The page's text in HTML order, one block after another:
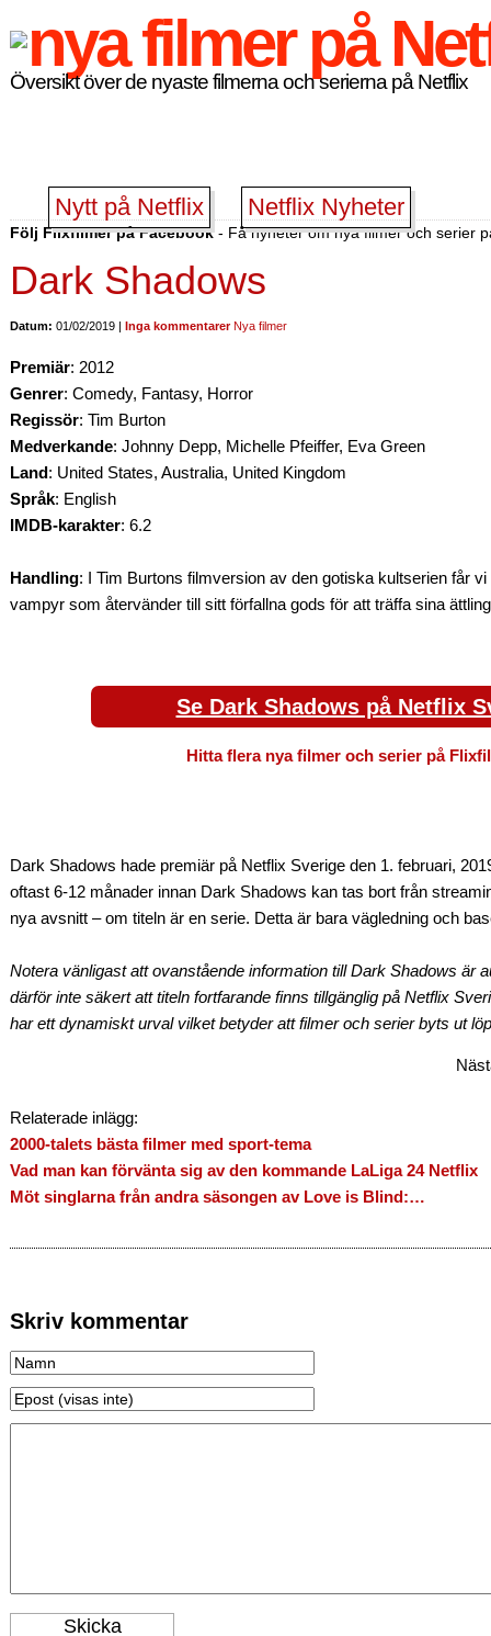
Översikt över de nyaste filmerna och serierna på Netflix
Nytt på Netflix Netflix Nyheter
Följ Flixfilmer på Facebook- Få nyheter om nya filmer och serier
Dark Shadows
Datum: 01/02/2019 | Inga kommentarer Nya filmer
Premiär: 2012
Genrer: Comedy, Fantasy, Horror
Regissör: Tim Burton
Medverkande: Johnny Depp, Michelle Pfeiffer, Eva Green
Land: United States, Australia, United Kingdom
Språk: English
IMDB-karakter: 6.2
Handling: I Tim Burtons filmversion av den gotiska kultserien får
vampyr som återvänder till sitt förfallna gods för att träffa sina
Se Dark Shadows på Netflix
Hitta flera nya filmer och serier på
Dark Shadows hade premiär på Netflix Sverige den 1. februari,
oftast 6-12 månader innan Dark Shadows kan tas bort från
nya avsnitt – om titeln är en serie. Detta är bara vägledning och
Notera vänligast att ovanstående information till Dark Shadows är
därför inte säkert att titeln fortfarande finns tillgänglig på Netflix
har ett dynamiskt urval vilket betyder att filmer och serier byts ut
Relaterade inlägg:
2000-talets bästa filmer med sport-tema
Vad man kan förvänta sig av den kommande LaLiga 24 Netflix
Möt singlarna från andra säsongen av Love is Blind:…
Skriv kommentar